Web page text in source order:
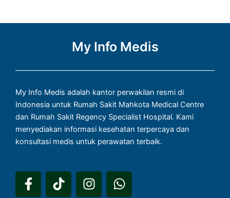
My Info Medis
My Info Medis adalah kantor perwakilan resmi di
Indonesia untuk Rumah Sakit Mahkota Medical Centre
dan Rumah Sakit Regency Specialist Hospital. Kami
menyediakan informasi kesehatan terpercaya dan
konsultasi medis untuk perawatan terbaik.
F
a
T
i
I
n
W
h